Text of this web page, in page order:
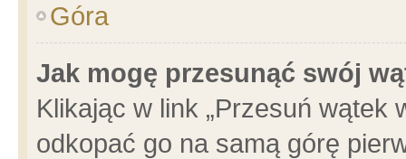
Góra
Jak mogę przesunąć swój
Klikając w link „Przesuń wątek
odkopać go na samą górę